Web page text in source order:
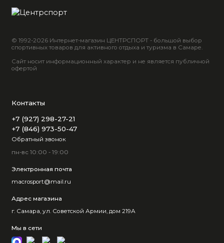
© 1992-2026 Интернет-магазин ЦЕНТРСПОРТ - большой выбор
спортивных товаров для активного отдыха и туризма в Самаре.
Сайт носит информационный характер и не является публичной
офертой
Контакты
+7 (927) 298-27-21
+7 (846) 973-50-47
Обратный звонок
пн-вс 10:00 - 19:00
Электронная почта
macrosport@mail.ru
Адрес магазина
г. Самара, ул. Советской Армии, дом 219А
Мы в сети